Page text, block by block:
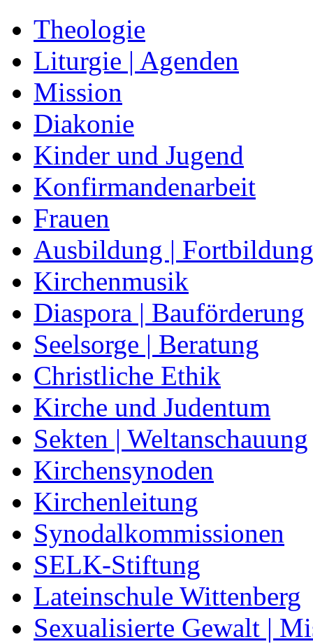
Theologie
Liturgie | Agenden
Mission
Diakonie
Kinder und Jugend
Konfirmandenarbeit
Frauen
Ausbildung | Fortbildung
Kirchenmusik
Diaspora | Bauförderung
Seelsorge | Beratung
Christliche Ethik
Kirche und Judentum
Sekten | Weltanschauung
Kirchensynoden
Kirchenleitung
Synodalkommissionen
SELK-Stiftung
Lateinschule Wittenberg
Sexualisierte Gewalt |